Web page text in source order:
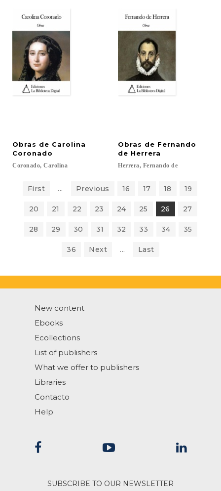
Obras de Carolina
Coronado
Coronado, Carolina
Obras de Fernando
de Herrera
Herrera, Fernando de
First ... Previous 16 17 18 19
20 21 22 23 24 25 26 27
28 29 30 31 32 33 34 35
36 Next ... Last
New content
Ebooks
Ecollections
List of publishers
What we offer to publishers
Libraries
Contacto
Help
SUBSCRIBE TO OUR NEWSLETTER